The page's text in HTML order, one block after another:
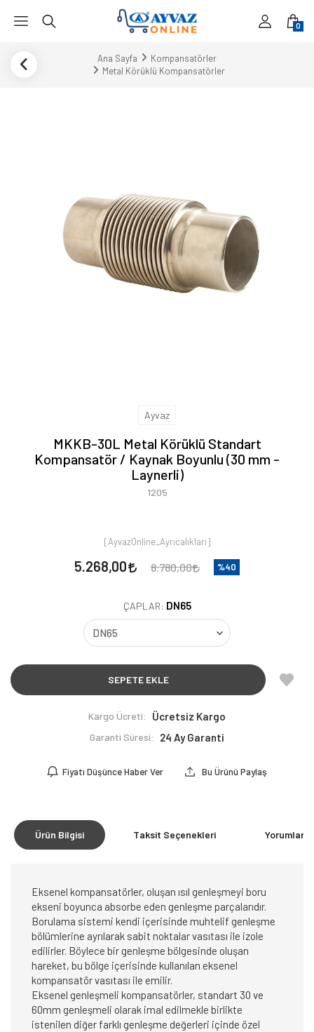
0
Ana Sayfa
Kompansatörler
Metal Körüklü Kompansatörler
Ayvaz
MKKB-30L Metal Körüklü Standart
Kompansatör / Kaynak Boyunlu (30 mm -
Laynerli)
1205
[AyvazOnline_Ayrıcalıkları]
5.268,00 8.780,00 %40
ÇAPLAR: DN65
SEPETE EKLE
Kargo Ücreti: Ücretsiz Kargo
Garanti Süresi: 24 Ay Garanti
Fiyatı Düşünce Haber Ver Bu Ürünü Paylaş
Ürün Bilgisi Taksit Seçenekleri Yorumlar
Eksenel kompansatörler, oluşan ısıl genleşmeyi boru
ekseni boyunca absorbe eden genleşme parçalarıdır.
Borulama sistemi kendi içerisinde muhtelif genleşme
bölümlerine ayrılarak sabit noktalar vasıtası ile izole
edilirler. Böylece bir genleşme bölgesinde oluşan
hareket, bu bölge içerisinde kullanılan eksenel
kompansatör vasıtası ile emilir.
Eksenel genleşmeli kompansatörler, standart 30 ve
60mm genleşmeli olarak imal edilmekle birlikte
istenilen diğer farklı genleşme değerleri içinde özel